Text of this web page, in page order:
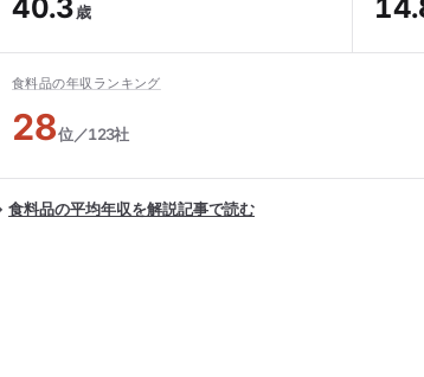
40.3歳
食料品の年収ランキング
28位／123社
食料品の平均年収を解説記事で読む